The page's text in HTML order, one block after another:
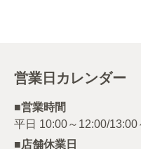
営業日カレンダー
■営業時間
■店舗休業日